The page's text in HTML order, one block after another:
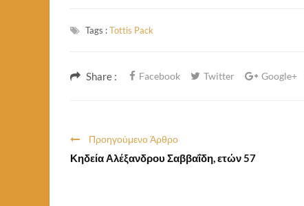
Tags :Tottis Pack
Share : Facebook Twitter Google+
Προηγούμενο Άρθρο
Κηδεία Αλέξανδρου Σαββαΐδη, ετών 57